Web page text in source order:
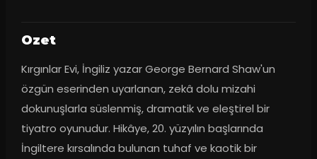
Ozet
Kırgınlar Evi, İngiliz yazar George Bernard Shaw'un
özgün eserinden uyarlanan, zekâ dolu mizahi
dokunuşlarla süslenmiş, dramatik ve eleştirel bir
tiyatro oyunudur. Hikâye, 20. yüzyılın başlarında
İngiltere kırsalında bulunan tuhaf ve kaotik bir